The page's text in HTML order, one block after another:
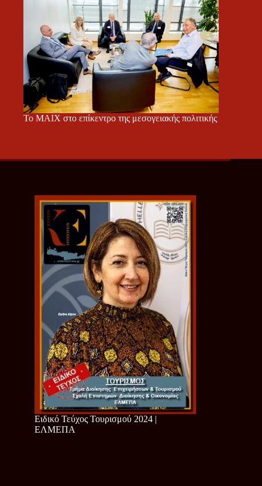
Το ΜΑΙΧ στο επίκεντρο της μεσογειακής πολιτικής
Ειδικό Τεύχος Τουρισμού 2024 |
ΕΛΜΕΠΑ